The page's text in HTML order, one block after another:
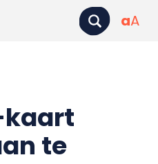
aA
kaart
te